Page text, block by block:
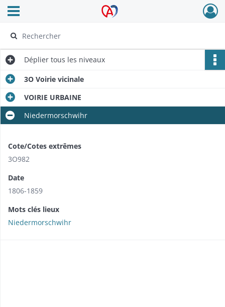
Archives Alsace - Colmar
Ouvrir le menu déroulant
Déplier tous les niveaux
3O Voirie vicinale
VOIRIE URBAINE
Niedermorschwihr
Cote/Cotes extrêmes
3O982
Date
1806-1859
Mots clés lieux
Niedermorschwihr